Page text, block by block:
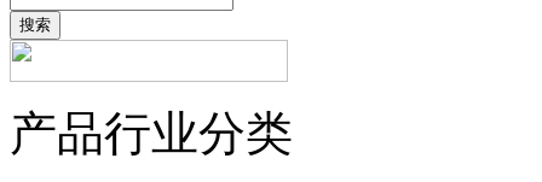
搜索
产品行业分类